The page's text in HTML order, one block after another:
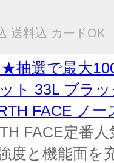
送料込 カードOK
抽選で最大
ト 33L ブラ
FACE ノ
FACE定番
度と機能面を